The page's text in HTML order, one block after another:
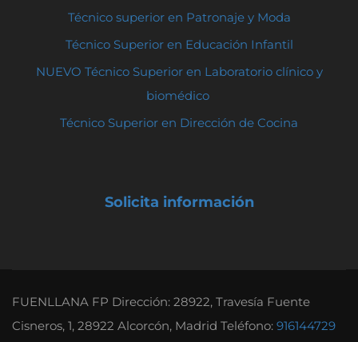
Técnico superior en Patronaje y Moda
Técnico Superior en Educación Infantil
NUEVO Técnico Superior en Laboratorio clínico y
biomédico
Técnico Superior en Dirección de Cocina
Solicita información
FUENLLANA FP Dirección: 28922, Travesía Fuente
Cisneros, 1, 28922 Alcorcón, Madrid Teléfono: 916144729